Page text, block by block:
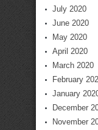
July 2020
June 2020
May 2020
April 2020
March 2020
February
January
December
November